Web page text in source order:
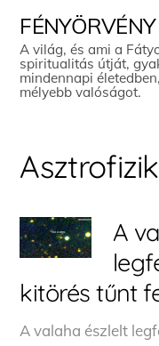
content
FÉNYÖRVÉNY
A világ, és ami a
spiritualitás útját,
mindennapi
mélyebb valóságot.
A
kitörés tűnt
A valaha észlelt